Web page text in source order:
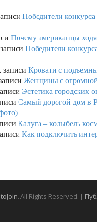
Победители
Почему американцы
Победители
записи Кровати с
Женщины с
Эстетика городских
Самый дорогой дом в
Калуга – колыбель
Как подключить
. All Rights Reserved. |